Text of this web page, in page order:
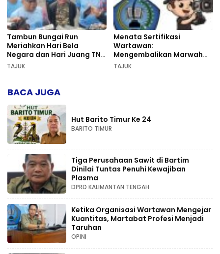
Tambun Bungai Run
Meriahkan Hari Bela
Negara dan Hari Juang TNI
AD di Palangka Raya
TAJUK
Menata Sertifikasi
Wartawan:
Mengembalikan Marwah
Pers dan Keadilan
TAJUK
BACA JUGA
Hut Barito Timur Ke 24
BARITO TIMUR
Tiga Perusahaan Sawit di Bartim
Dinilai Tuntas Penuhi Kewajiban
Plasma
DPRD KALIMANTAN TENGAH
Ketika Organisasi Wartawan Mengejar
Kuantitas, Martabat Profesi Menjadi
Taruhan
OPINI